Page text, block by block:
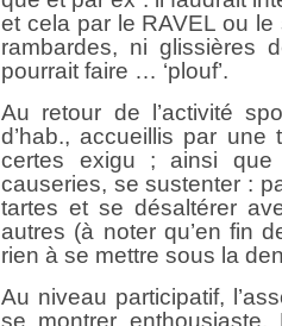
et cela par le RAVEL ou
rambardes, ni glissières
pourrait faire … ‘plouf’.
Au retour de l’activité
d’hab., accueillis par
certes exigu ; ainsi
causeries, se sustenter :
tartes et se désaltérer
autres (à noter qu’en fin
rien à se mettre sous la
Au niveau participatif,
se montrer